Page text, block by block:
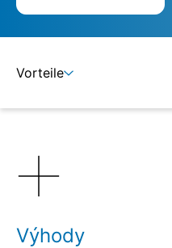
Vorteile
Výhody